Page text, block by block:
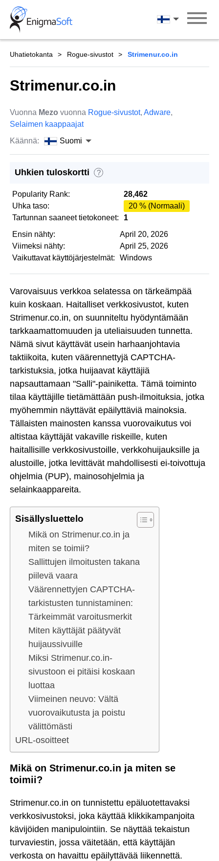
Skip
content
Suomi
Uhatietokanta Rogue-sivustot Strimenur.co.in
Strimenur.co.in
Vuonna Mezo vuonna Rogue-sivustot, Adware,
Selaimen kaappaajat
Käännä:
Suomi
Uhkien tuloskortti ?
Popularity Rank:
28,462
Uhka taso:
20 % (Normaali)
Tartunnan saaneet tietokoneet:
1
Ensin nähty:
April 20, 2026
Viimeksi nähty:
April 25, 2026
Vaikuttavat käyttöjärjestelmät:
Windows
Varovaisuus verkkoa selatessa on tärkeämpää
kuin koskaan. Haitalliset verkkosivustot, kuten
Strimenur.co.in, on suunniteltu hyödyntämään
tarkkaamattomuuden ja uteliaisuuden tunnetta.
Nämä sivut käyttävät usein harhaanjohtavia
taktiikoita, kuten väärennettyjä CAPTCHA-
tarkistuksia, jotka huijaavat käyttäjiä
napsauttamaan "Salli"-painiketta. Tämä toiminto
tilaa käyttäjille tietämättään push-ilmoituksia, jotka
myöhemmin näyttävät epäilyttäviä mainoksia.
Tällaisten mainosten kanssa vuorovaikutus voi
altistaa käyttäjät vakaville riskeille, kuten
haitallisille verkkosivustoille, verkkohuijauksille ja
alustoille, jotka levittävät mahdollisesti ei-toivottuja
ohjelmia (PUP), mainosohjelmia ja
selainkaappareita.
Sisällysluettelo
Mikä on Strimenur.co.in ja
miten se toimii?
Sallittujen ilmoitusten takana
piilevä vaara
Väärennettyjen CAPTCHA-
tarkistusten tunnistaminen:
Tärkeimmät varoitusmerkit
Miten käyttäjät päätyvät
huijaussivuille
Miksi Strimenur.co.in-
sivustoon ei pitäisi koskaan
luottaa
Viimeinen neuvo: Vältä
vuorovaikutusta ja poistu
välittömästi
URL-osoitteet
Mikä on Strimenur.co.in ja miten se
toimii?
Strimenur.co.in on tunnistettu epäluotettavaksi
verkkosivustoksi, joka käyttää klikkikampanjoita
kävijöiden manipulointiin. Se näyttää tekaistun
turvaviestin, jossa väitetään, että käyttäjän
verkosta on havaittu epäilyttävää liikennettä.